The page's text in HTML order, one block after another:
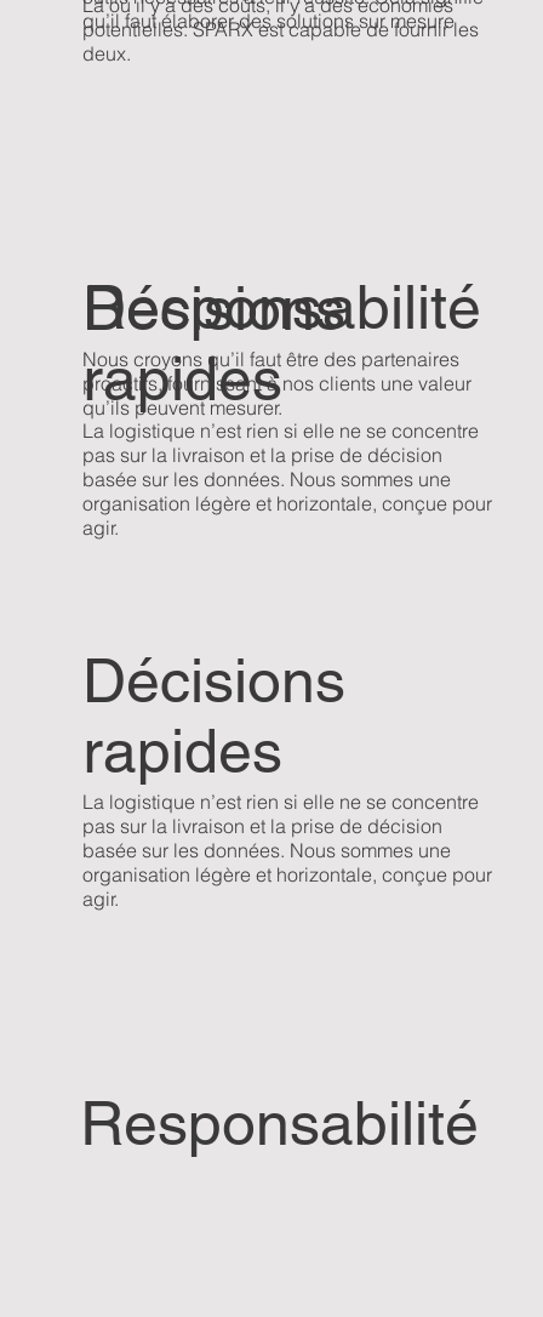
Décisions
rapides
La logistique n’est rien si elle ne se concentre
pas sur la livraison et la prise de décision
basée sur les données. Nous sommes une
organisation légère et horizontale, conçue pour
agir.
qu’il faut élaborer des solutions sur mesure
potentielles. SPARX est capable de fournir les
deux.
Décisions
rapides
La logistique n’est rien si elle ne se concentre
pas sur la livraison et la prise de décision
basée sur les données. Nous sommes une
organisation légère et horizontale, conçue pour
agir.
Responsabilité
Responsabilité
Nous croyons qu’il faut être des partenaires
proactifs, fournissant à nos clients une valeur
qu’ils peuvent mesurer.